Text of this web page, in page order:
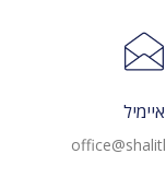
איימיל